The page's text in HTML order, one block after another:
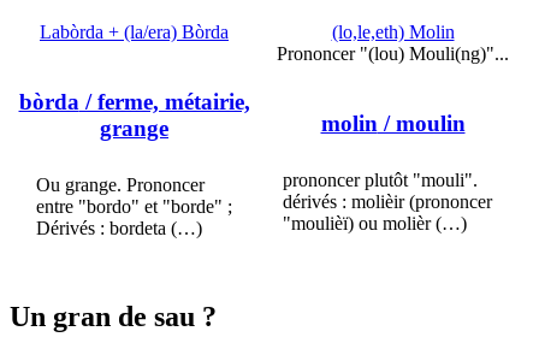
Labòrda + (la/era) Bòrda
bòrda / ferme, métairie,
grange
Ou grange. Prononcer
entre "bordo" et "borde" ;
Dérivés : bordeta (…)
(lo,le,eth) Molin
Prononcer "(lou) Mouli(ng)"...
molin / moulin
prononcer plutôt "mouli".
dérivés : molièir (prononcer
"moulièï) ou molièr (…)
Un gran de sau ?